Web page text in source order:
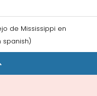
de Mississippi en
spanish)